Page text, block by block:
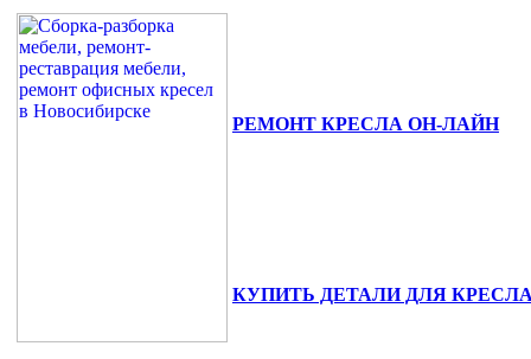
РЕМОНТ КРЕСЛА ОН-ЛАЙН
КУПИТЬ ДЕТАЛИ ДЛЯ